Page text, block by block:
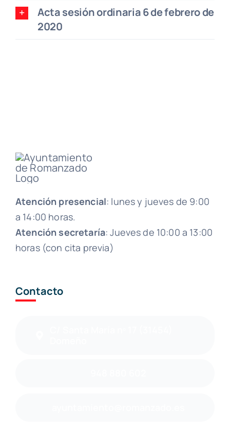
Acta sesión ordinaria 6 de febrero de
2020
Atención presencial: lunes y jueves de 9:00
a 14:00 horas.
Atención secretaría: Jueves de 10:00 a 13:00
horas (con cita previa)
Contacto